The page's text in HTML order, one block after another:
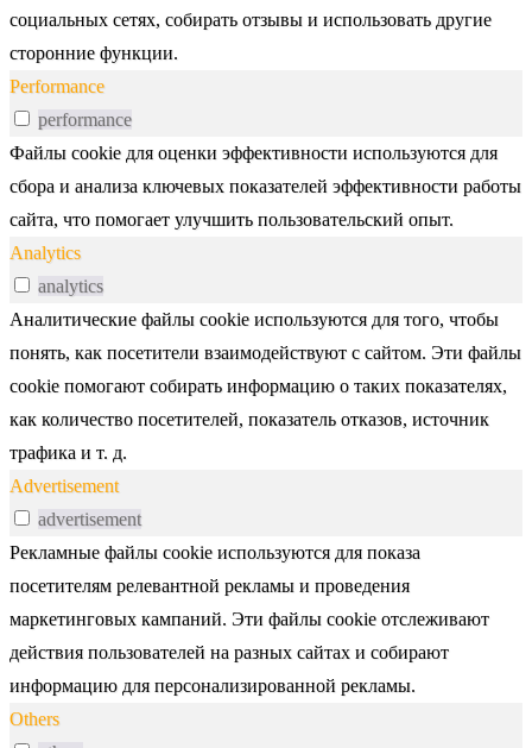
социальных сетях, собирать отзывы и использовать другие
сторонние функции.
Performance
performance
Файлы cookie для оценки эффективности используются для
сбора и анализа ключевых показателей эффективности работы
сайта, что помогает улучшить пользовательский опыт.
Analytics
analytics
Аналитические файлы cookie используются для того, чтобы
понять, как посетители взаимодействуют с сайтом. Эти файлы
cookie помогают собирать информацию о таких показателях,
как количество посетителей, показатель отказов, источник
трафика и т. д.
Advertisement
advertisement
Рекламные файлы cookie используются для показа
посетителям релевантной рекламы и проведения
маркетинговых кампаний. Эти файлы cookie отслеживают
действия пользователей на разных сайтах и собирают
информацию для персонализированной рекламы.
Others